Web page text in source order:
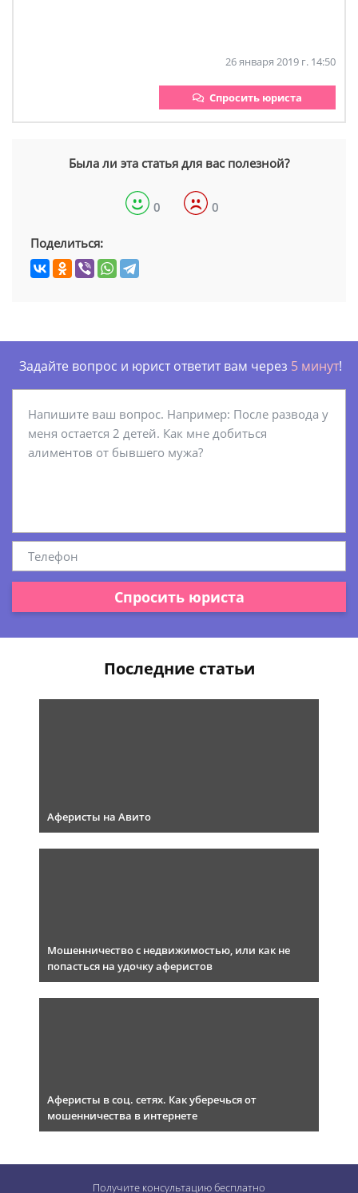
26 января 2019 г. 14:50
Спросить юриста
Была ли эта статья для вас полезной?
0 0
Поделиться:
Задайте вопрос и юрист ответит вам через 5 минут!
Спросить юриста
Последние статьи
Аферисты на Авито
Мошенничество с недвижимостью, или как не
попасться на удочку аферистов
Аферисты в соц. сетях. Как уберечься от
мошенничества в интернете
Получите консультациюбесплатно